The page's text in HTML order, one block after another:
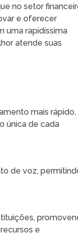
no setor
e oferecer
uma rapidíssima
atende suas
mais rápido,
única de cada
de voz,
e